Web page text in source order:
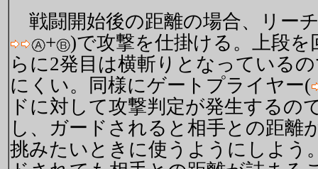
戦闘開始後の距離の場合、リー
+
)で攻撃を仕掛ける。上段
らに2発目は横斬りとなっている
にくい。同様にゲートプライヤー(
ドに対して攻撃判定が発生するの
し、ガードされると相手との距離
挑みたいときに使うようにしよう